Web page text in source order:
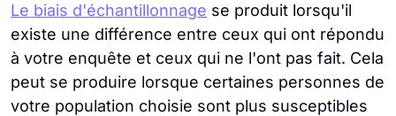
Le biais d'échantillonnage se produit lorsqu'il
existe une différence entre ceux qui ont répondu
à votre enquête et ceux qui ne l'ont pas fait. Cela
peut se produire lorsque certaines personnes de
votre population choisie sont plus susceptibles